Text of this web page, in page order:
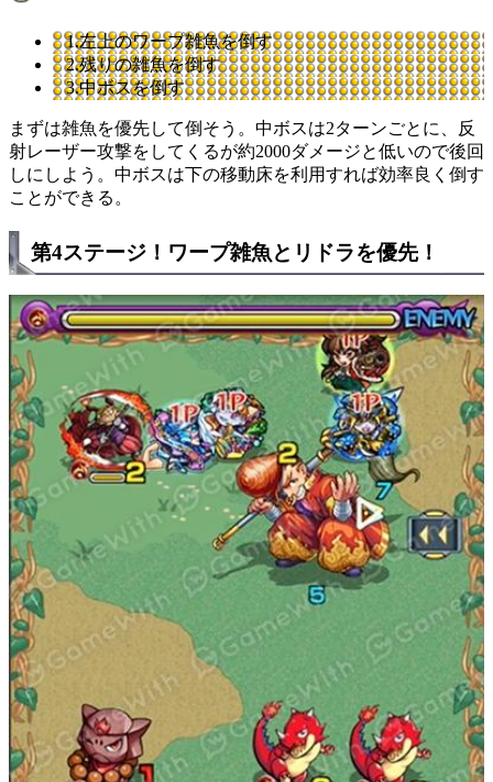
1.左上のワープ雑魚を倒す
2.残りの雑魚を倒す
3.中ボスを倒す
まずは雑魚を優先して倒そう。中ボスは2ターンごとに、反
射レーザー攻撃をしてくるが約2000ダメージと低いので後回
しにしよう。中ボスは下の移動床を利用すれば効率良く倒す
ことができる。
第4ステージ！ワープ雑魚とリドラを優先！